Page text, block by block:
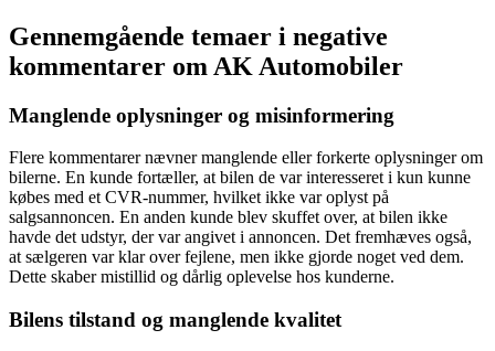
Gennemgående temaer i negative
kommentarer om AK Automobiler
Manglende oplysninger og misinformering
Flere kommentarer nævner manglende eller forkerte oplysninger om
bilerne. En kunde fortæller, at bilen de var interesseret i kun kunne
købes med et CVR-nummer, hvilket ikke var oplyst på
salgsannoncen. En anden kunde blev skuffet over, at bilen ikke
havde det udstyr, der var angivet i annoncen. Det fremhæves også,
at sælgeren var klar over fejlene, men ikke gjorde noget ved dem.
Dette skaber mistillid og dårlig oplevelse hos kunderne.
Bilens tilstand og manglende kvalitet